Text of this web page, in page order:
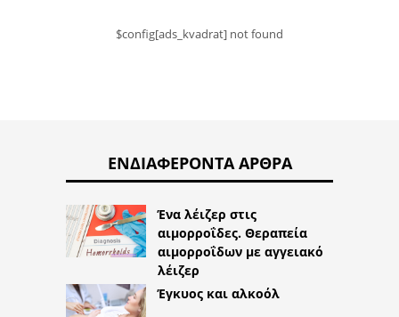
$config[ads_kvadrat] not found
ΕΝΔΙΑΦΈΡΟΝΤΑ ΆΡΘΡΑ
Ένα λέιζερ στις
αιμορροΐδες. Θεραπεία
αιμορροΐδων με αγγειακό
λέιζερ
Έγκυος και αλκοόλ